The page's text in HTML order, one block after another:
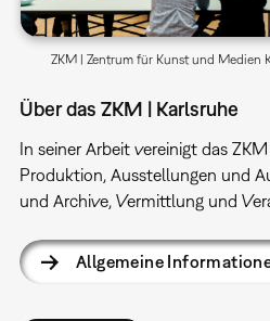
Über das ZKM | Karlsruhe
In seiner Arbeit vereinigt das
Produktion, Ausstellungen und
und Archive, Vermittlung und
Allgemeine
ZKM | Zentrum für Kunst und Medien